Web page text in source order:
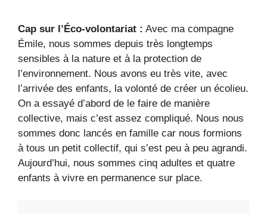
Cap sur l’Éco-volontariat : Avec ma compagne
Émile, nous sommes depuis très longtemps
sensibles à la nature et à la protection de
l’environnement. Nous avons eu très vite, avec
l’arrivée des enfants, la volonté de créer un écolieu.
On a essayé d’abord de le faire de manière
collective, mais c’est assez compliqué. Nous nous
sommes donc lancés en famille car nous formions
à tous un petit collectif, qui s’est peu à peu agrandi.
Aujourd’hui, nous sommes cinq adultes et quatre
enfants à vivre en permanence sur place.